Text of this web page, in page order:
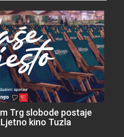
Trg slobode postaje
kino Tuzla